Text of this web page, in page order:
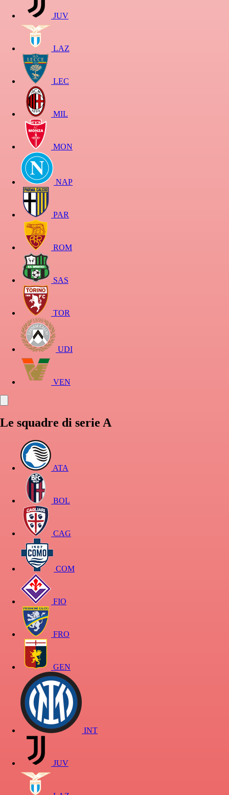
JUV
LAZ
LEC
MIL
MON
NAP
PAR
ROM
SAS
TOR
UDI
VEN
Le squadre di serie A
ATA
BOL
CAG
COM
FIO
FRO
GEN
INT
JUV